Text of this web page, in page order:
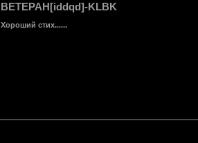
BETEPAH[iddqd]-KLBK
Хороший стих......